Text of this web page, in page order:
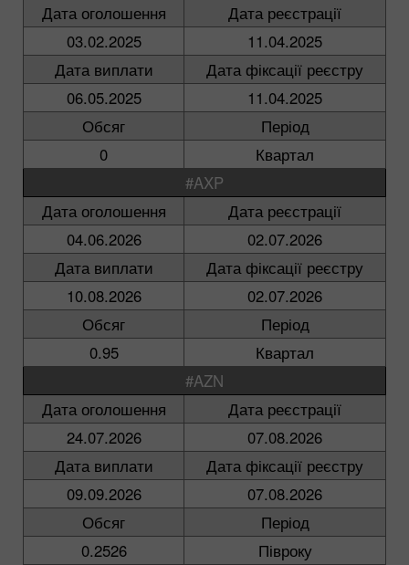
Дата оголошення
Дата реєстрації
03.02.2025
11.04.2025
Дата виплати
Дата фіксації реєстру
06.05.2025
11.04.2025
Обсяг
Період
0
Квартал
#AXP
Дата оголошення
Дата реєстрації
04.06.2026
02.07.2026
Дата виплати
Дата фіксації реєстру
10.08.2026
02.07.2026
Обсяг
Період
0.95
Квартал
#AZN
Дата оголошення
Дата реєстрації
24.07.2026
07.08.2026
Дата виплати
Дата фіксації реєстру
09.09.2026
07.08.2026
Обсяг
Період
0.2526
Півроку